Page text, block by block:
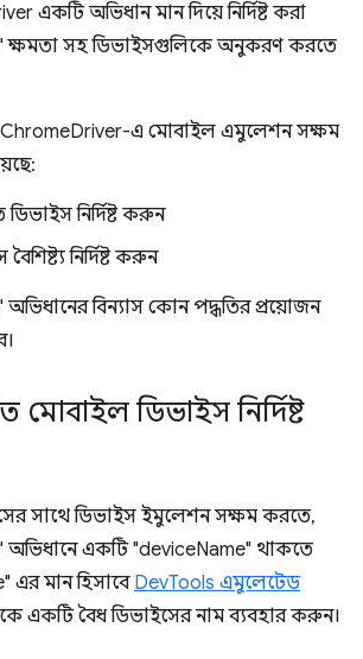
একটি অভিধান মান দিয়ে নির্দিষ্ট করা
ক্ষমতা সহ ডিভাইসগুলিকে অনুকরণ করতে
এ মোবাইল এমুলেশন সক্ষম
নির্দিষ্ট করুন
নির্দিষ্ট করুন
বিন্যাস কোন পদ্ধতির প্রয়োজন
মোবাইল ডিভাইস নির্দিষ্ট
সাথে ডিভাইস ইমুলেশন সক্ষম করতে,
অভিধানে একটি "deviceName" থাকতে
এর মান হিসাবে DevTools এমুলেটেড
একটি বৈধ ডিভাইসের নাম ব্যবহার করুন।